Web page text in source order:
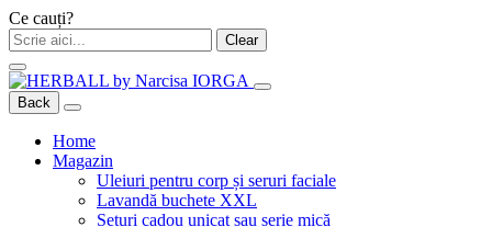
Ce cauți?
Clear
Back
Home
Magazin
Uleiuri pentru corp și seruri faciale
Lavandă buchete XXL
Seturi cadou unicat sau serie mică